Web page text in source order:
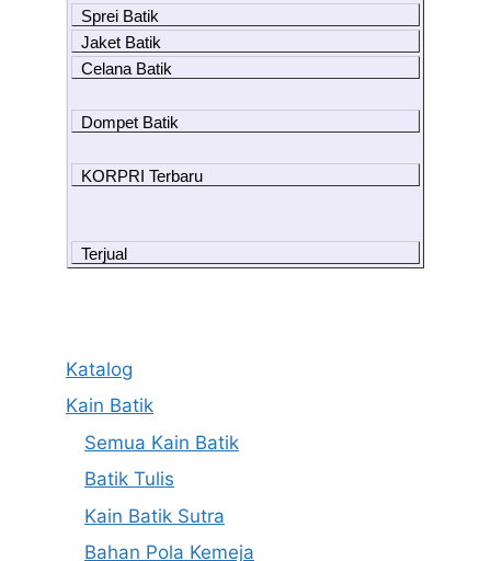
Sprei Batik
Jaket Batik
Celana Batik
Dompet Batik
KORPRI Terbaru
Terjual
Katalog
Kain Batik
Semua Kain Batik
Batik Tulis
Kain Batik Sutra
Bahan Pola Kemeja